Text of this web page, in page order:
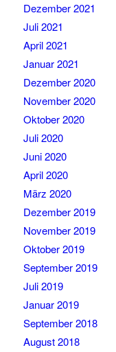
Dezember 2021
Juli 2021
April 2021
Januar 2021
Dezember 2020
November 2020
Oktober 2020
Juli 2020
Juni 2020
April 2020
März 2020
Dezember 2019
November 2019
Oktober 2019
September 2019
Juli 2019
Januar 2019
September 2018
August 2018